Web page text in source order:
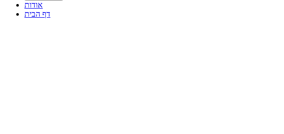
אודות
דף הבית